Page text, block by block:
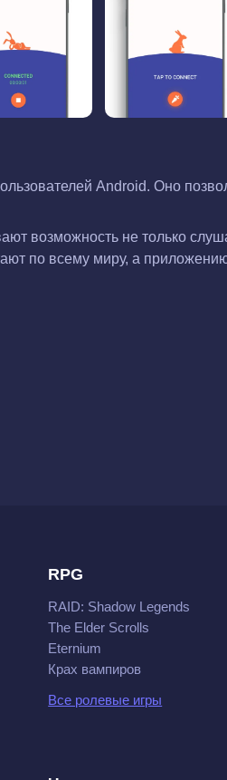
Android. Оно
возможность не только
по всему миру, а
RPG
RAID: Shadow Legends
The Elder Scrolls
Eternium
Крах вампиров
Все ролевые игры